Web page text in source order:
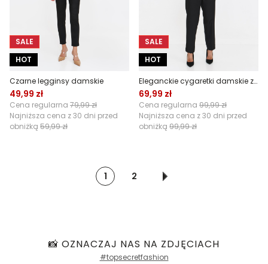
SALE
HOT
Czarne legginsy damskie
49,99 zł
Cena regularna 79,99 zł
Najniższa cena z 30 dni przed
obniżką 59,99 zł
SALE
HOT
Eleganckie cygaretki damskie z paskiem
69,99 zł
Cena regularna 99,99 zł
Najniższa cena z 30 dni przed
obniżką 99,99 zł
1 2
📸 OZNACZAJ NAS NA ZDJĘCIACH
#topsecretfashion